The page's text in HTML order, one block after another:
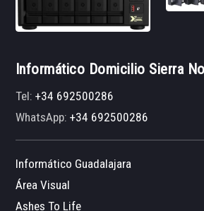
Informático Domicilio Sierra
Tel:+34 692500286
WhatsApp:+34 692500286
Informático Guadalajara
Área Visual
Ashes To Life